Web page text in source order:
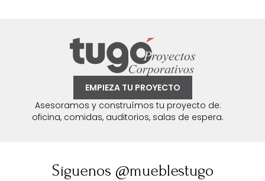
EMPIEZA TU PROYECTO
Asesoramos y construímos tu proyecto de:
oficina, comidas, auditorios, salas de espera.
Síguenos @mueblestugo